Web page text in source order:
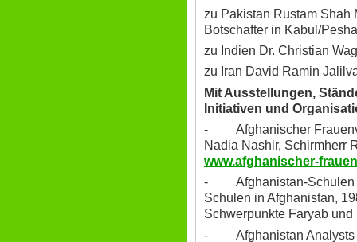
zu Pakistan Rustam Shah
Botschafter in Kabul/
zu Indien Dr. Christian
zu Iran David Ramin
Mit Ausstellungen,
Initiativen und
- Afghanischer
Nadia Nashir, Schirmherr
www.afghanischer-
- Afghanistan-Schulen –
Schulen in Afghanistan,
Schwerpunkte Faryab
- Afghanistan Analysts